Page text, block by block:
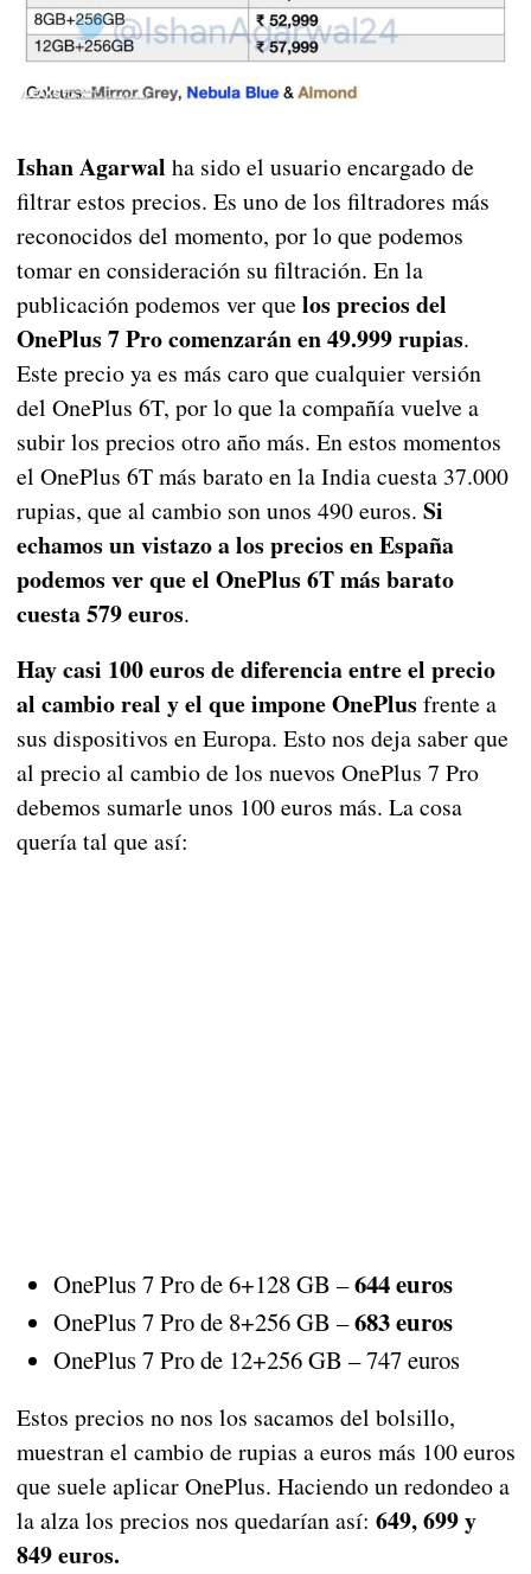
Ishan Agarwal ha sido el usuario encargado de
filtrar estos precios. Es uno de los filtradores más
reconocidos del momento, por lo que podemos
tomar en consideración su filtración. En la
publicación podemos ver que los precios del
OnePlus 7 Pro comenzarán en 49.999 rupias.
Este precio ya es más caro que cualquier versión
del OnePlus 6T, por lo que la compañía vuelve a
subir los precios otro año más. En estos momentos
el OnePlus 6T más barato en la India cuesta 37.000
rupias, que al cambio son unos 490 euros. Si
echamos un vistazo a los precios en España
podemos ver que el OnePlus 6T más barato
cuesta 579 euros.
Hay casi 100 euros de diferencia entre el precio
al cambio real y el que impone OnePlus frente a
sus dispositivos en Europa. Esto nos deja saber que
al precio al cambio de los nuevos OnePlus 7 Pro
debemos sumarle unos 100 euros más. La cosa
quería tal que así:
OnePlus 7 Pro de 6+128 GB –644 euros
OnePlus 7 Pro de 8+256 GB –683 euros
OnePlus 7 Pro de 12+256 GB – 747 euros
Estos precios no nos los sacamos del bolsillo,
muestran el cambio de rupias a euros más 100 euros
que suele aplicar OnePlus. Haciendo un redondeo a
la alza los precios nos quedarían así: 649, 699 y
849 euros.